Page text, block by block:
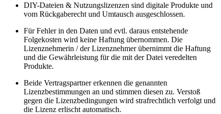
DIY-Dateien & Nutzungslizenzen sind digitale Produkte und
vom Rückgaberecht und Umtausch ausgeschlossen.
Für Fehler in den Daten und evtl. daraus entstehende
Folgekosten wird keine Haftung übernommen. Die
Lizenznehmerin / der Lizenznehmer übernimmt die Haftung
und die Gewährleistung für die mit der Datei veredelten
Produkte.
Beide Vertragspartner erkennen die genannten
Lizenzbestimmungen an und stimmen diesen zu. Verstoß
gegen die Lizenzbedingungen wird strafrechtlich verfolgt und
die Lizenz erlischt automatisch.